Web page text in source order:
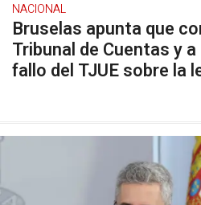
NACIONAL
Bruselas apunta que
Tribunal de Cuentas y
fallo del TJUE sobre la